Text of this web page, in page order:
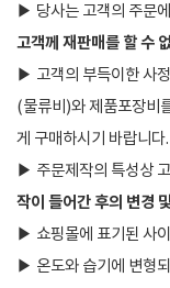
▶ 당사는 고객의 주문
고객께 재판매를 할 수
▶ 고객의 부득이한 사
(물류비)와 제품포장비
게 구매하시기 바랍니다.
▶ 주문제작의 특성상
작이 들어간 후의 변경
▶ 쇼핑몰에 표기된 사
▶ 온도와 습기에 변형